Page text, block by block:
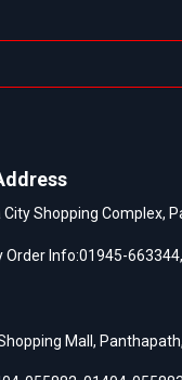
Shopping Complex,
Order Info:01945-663344,
Mall,